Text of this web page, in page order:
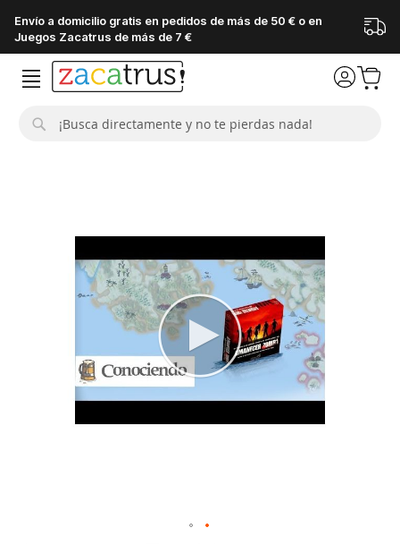
Envío a domicilio gratis en pedidos de más de 50 € o en
Juegos Zacatrus de más de 7 €